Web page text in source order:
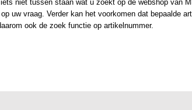
niet tussen staan wat u zoekt op de webshop van
uw vraag. Verder kan het voorkomen dat bepaalde
ook de zoek functie op artikelnummer.